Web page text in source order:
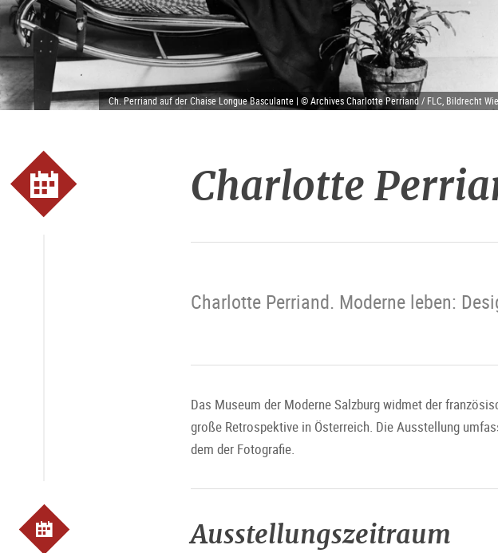
Ch. Perriand auf der Chaise Longue Basculante | © Archives Charlotte Perriand / FLC, Bildrecht
Charlotte
Charlotte Perriand. Moderne leben:
Das Museum der Moderne Salzburg widmet der
große Retrospektive in Österreich. Die Ausstellung
dem der Fotografie.
Ausstellungszeitraum